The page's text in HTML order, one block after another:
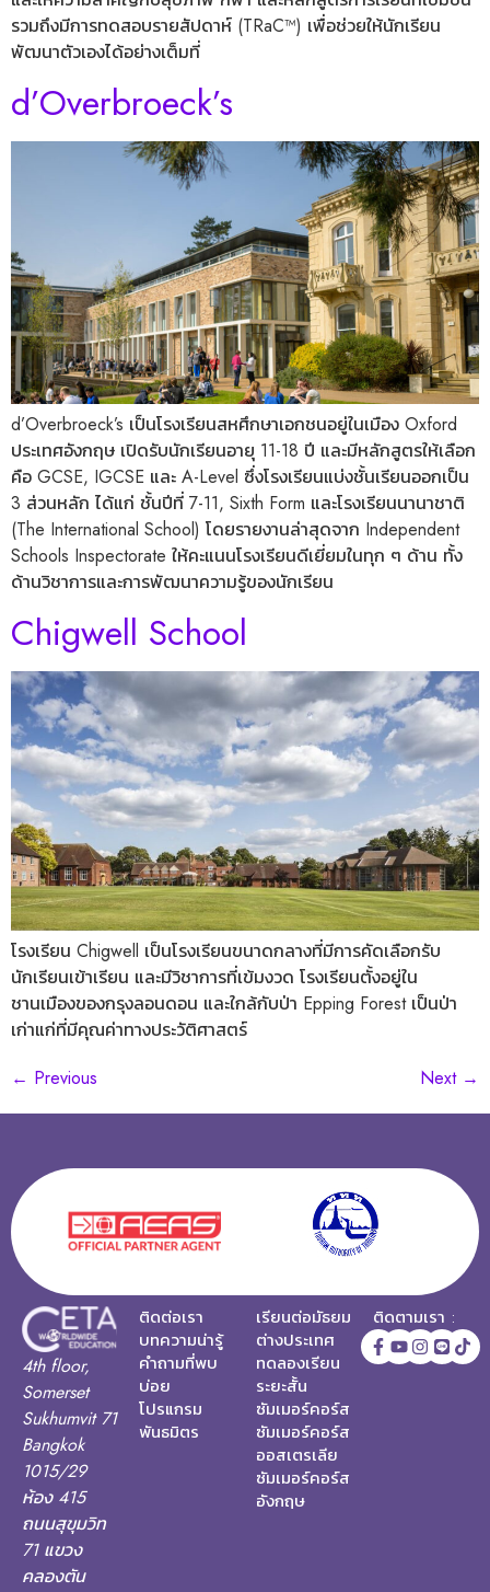
รวมถึงมีการทดสอบรายสัปดาห์ (TRaC™) เพื่อช่วยให้นักเรียน
พัฒนาตัวเองได้อย่างเต็มที่
d’Overbroeck’s
d’Overbroeck’s เป็นโรงเรียนสหศึกษาเอกชนอยู่ในเมือง Oxford
ประเทศอังกฤษ เปิดรับนักเรียนอายุ 11-18 ปี และมีหลักสูตรให้เลือก
คือ GCSE, IGCSE และ A-Level ซึ่งโรงเรียนแบ่งชั้นเรียนออกเป็น
3 ส่วนหลัก ได้แก่ ชั้นปีที่ 7-11, Sixth Form และโรงเรียนนานาชาติ
(The International School) โดยรายงานล่าสุดจาก Independent
Schools Inspectorate ให้คะแนนโรงเรียนดีเยี่ยมในทุก ๆ ด้าน ทั้ง
ด้านวิชาการและการพัฒนาความรู้ของนักเรียน
Chigwell School
โรงเรียน Chigwell เป็นโรงเรียนขนาดกลางที่มีการคัดเลือกรับ
นักเรียนเข้าเรียน และมีวิชาการที่เข้มงวด โรงเรียนตั้งอยู่ใน
ชานเมืองของกรุงลอนดอน และใกล้กับป่า Epping Forest เป็นป่า
เก่าแก่ที่มีคุณค่าทางประวัติศาสตร์
← Previous Next →
4th floor,
Somerset
Sukhumvit 71
Bangkok
1015/29
ห้อง 415
ถนนสุขุมวิท
71 แขวง
คลองตัน
ติดต่อเรา
บทความน่ารู้
คำถามที่พบ
บ่อย
โปรแกรม
พันธมิตร
เรียนต่อมัธยม
ต่างประเทศ
ทดลองเรียน
ระยะสั้น
ซัมเมอร์คอร์ส
ซัมเมอร์คอร์ส
ออสเตรเลีย
ซัมเมอร์คอร์ส
อังกฤษ
ติดตามเรา :